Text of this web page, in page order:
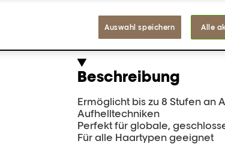
FINDE EINEN
Beschreibung
Ermöglicht bis zu 8 Stufen an
Aufhelltechniken
Perfekt für globale,
Für alle Haartypen geeignet
Auswahl speichern Alle